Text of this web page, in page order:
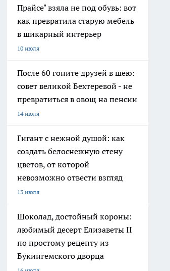
Прайсе" взяла не под обувь: вот
как превратила старую мебель
в шикарный интерьер
10 июля
После 60 гоните друзей в шею:
совет великой Бехтеревой - не
превратиться в овощ на пенсии
14 июля
Гигант с нежной душой: как
создать белоснежную стену
цветов, от которой
невозможно отвести взгляд
13 июля
Шоколад, достойный короны:
любимый десерт Елизаветы II
по простому рецепту из
Букингемского дворца